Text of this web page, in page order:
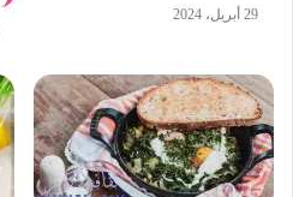
29 أبريل، 2024